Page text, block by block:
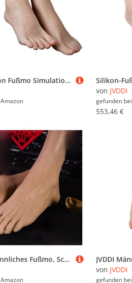
JVDDI Silikon Fußmo Simulation Plantarfalten Echtes Bein Lebensechte Anzeige Nail Art Kostüm Requisiten Füße Fetisch Z3723(All Silicone,Right Foot)
Amazon
von JVDDI
gefunden bei
553,46 €
Großes männliches Fußmo, Schaufensterpuppe, künstliche Nägel, Gummi, Kunststofffüße, Dummy, menschliches Silikon, medizinische Schuhe, Shooting-Display-Requisiten, TPE 4601(Toes No Bone,Left foot)
Amazon
von JVDDI
gefunden bei